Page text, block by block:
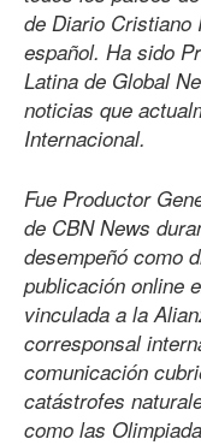
de Diario Cristiano
español. Ha sido
Latina de Global
noticias que
Internacional.
Fue Productor
de CBN News
desempeñó como
publicación online
vinculada a la
corresponsal
comunicación
catástrofes
como las